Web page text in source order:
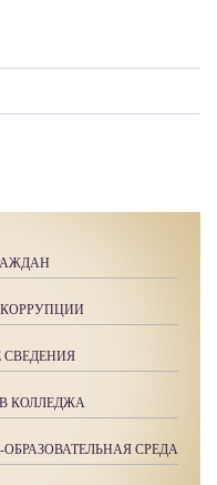
КОЛЛЕДЖА
СРЕДА